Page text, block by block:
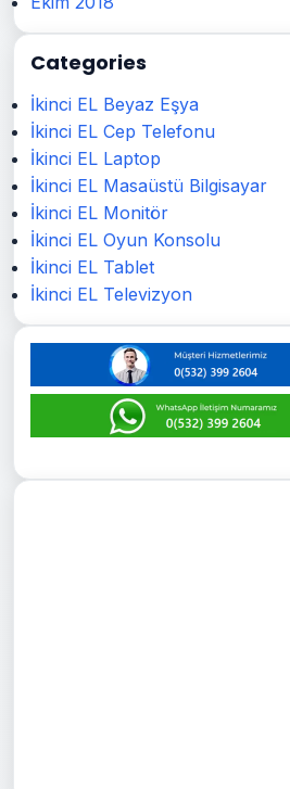
Categories
İkinci EL Beyaz Eşya
İkinci EL Cep Telefonu
İkinci EL Laptop
İkinci EL Masaüstü Bilgisayar
İkinci EL Monitör
İkinci EL Oyun Konsolu
İkinci EL Tablet
İkinci EL Televizyon